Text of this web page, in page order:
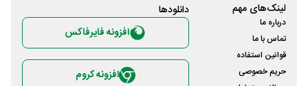
لینک‌های مهم
درباره ما
تماس با ما
قوانین استفاده
حریم خصوصی
دانلود‌ها
افزونه فایرفاکس
افزونه کروم